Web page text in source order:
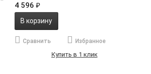
4 596₽
В корзину
Сравнить Избранное
Купить в 1 клик